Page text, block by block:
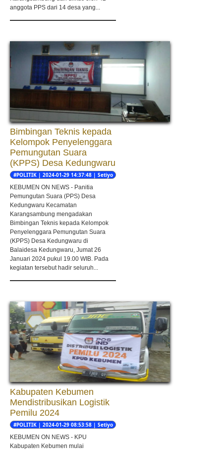
anggota PPS dari 14 desa yang...
Bimbingan Teknis kepada
Kelompok Penyelenggara
Pemungutan Suara
(KPPS) Desa Kedungwaru
#POLITIK | 2024-01-29 14:37:48 | Setiyo
KEBUMEN ON NEWS - Panitia
Pemungutan Suara (PPS) Desa
Kedungwaru Kecamatan
Karangsambung mengadakan
Bimbingan Teknis kepada Kelompok
Penyelenggara Pemungutan Suara
(KPPS) Desa Kedungwaru di
Balaidesa Kedungwaru, Jumat 26
Januari 2024 pukul 19.00 WIB. Pada
kegiatan tersebut hadir seluruh...
Kabupaten Kebumen
Mendistribusikan Logistik
Pemilu 2024
#POLITIK | 2024-01-29 08:53:58 | Setiyo
KEBUMEN ON NEWS - KPU
Kabupaten Kebumen mulai